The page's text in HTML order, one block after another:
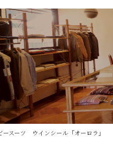
ースーツ ウインシール「オーロラ」